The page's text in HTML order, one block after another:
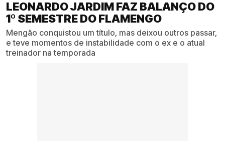
LEONARDO JARDIM FAZ BALANÇO DO
1º SEMESTRE DO FLAMENGO
Mengão conquistou um título, mas deixou outros passar,
e teve momentos de instabilidade com o ex e o atual
treinador na temporada